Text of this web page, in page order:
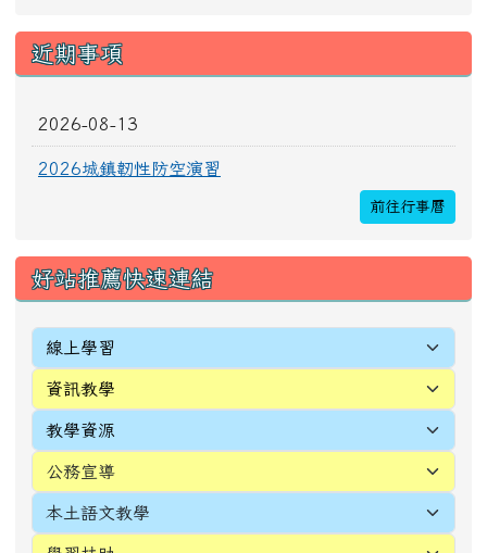
[more...]
頁尾區域內容
校址：327010桃園市新屋區新生里4鄰中正路196
號
電話(TEL)：03-4772016 傳真(FAX)：03-
4971036
Address：No. 196, Zhongzheng Rd., Xinwu
Dist., Taoyuan City 327010 , Taiwan (R.O.C.)